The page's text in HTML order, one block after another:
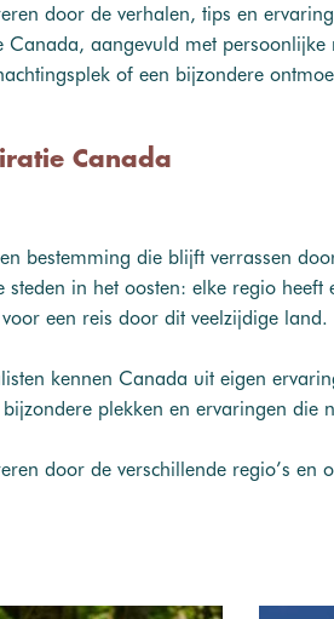
door de verhalen, tips en
Canada, aangevuld met
of een bijzondere
Canada
bestemming die blijft verrassen
steden in het oosten: elke regio
een reis door dit veelzijdige land.
kennen Canada uit eigen
plekken en ervaringen die
door de verschillende regio’s